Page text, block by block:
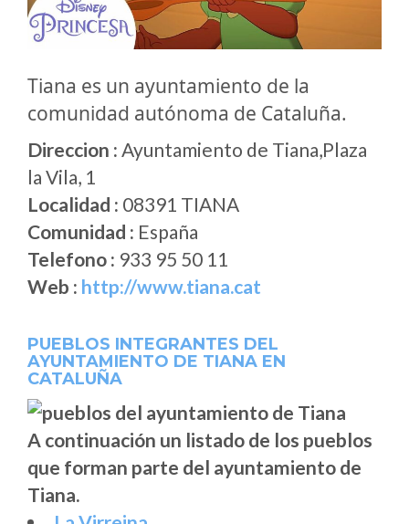
Tiana es un ayuntamiento de la
comunidad autónoma de Cataluña.
Direccion : Ayuntamiento de Tiana,Plaza
la Vila, 1
Localidad : 08391 TIANA
Comunidad : España
Telefono : 933 95 50 11
Web : http://www.tiana.cat
PUEBLOS INTEGRANTES DEL
AYUNTAMIENTO DE TIANA EN
CATALUÑA
A continuación un listado de los pueblos
que forman parte del ayuntamiento de
Tiana.